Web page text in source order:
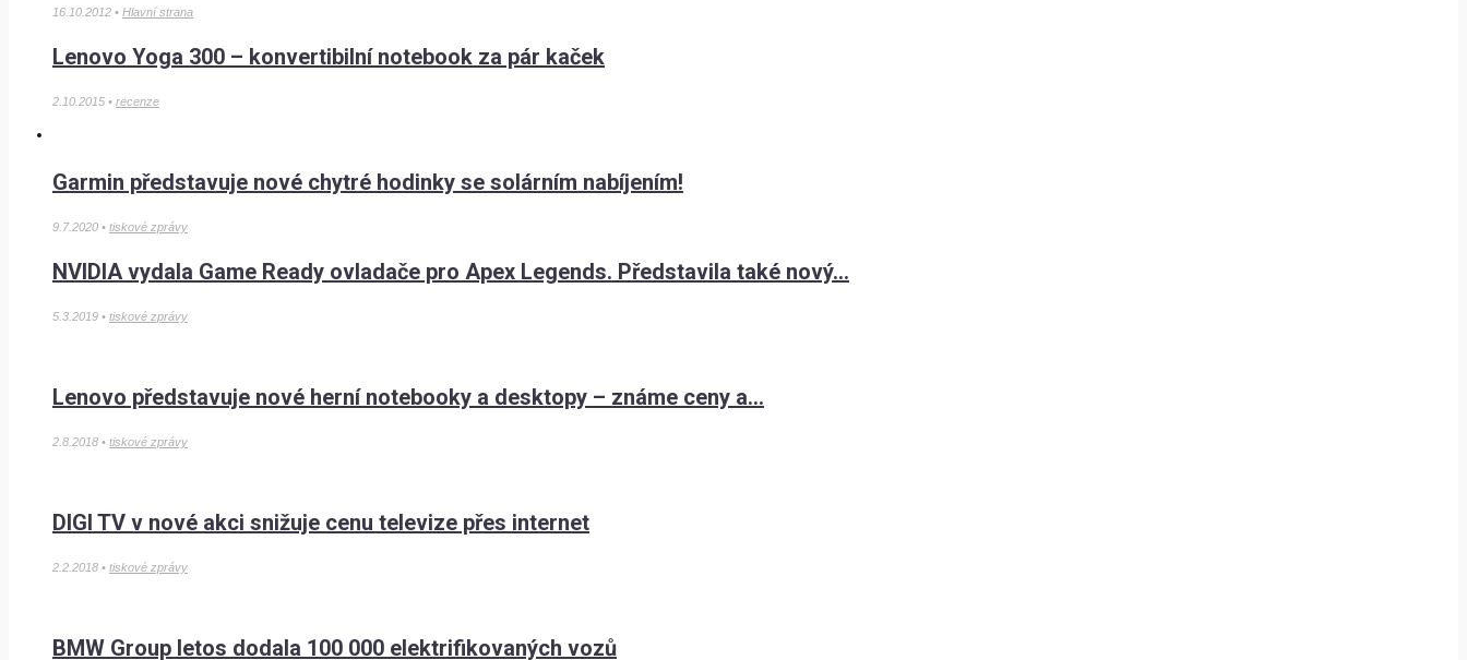
16.10.2012 • Hlavní strana
Lenovo Yoga 300 – konvertibilní notebook za pár kaček
2.10.2015 • recenze
Garmin představuje nové chytré hodinky se solárním nabíjením!
9.7.2020 • tiskové zprávy
NVIDIA vydala Game Ready ovladače pro Apex Legends. Představila také nový...
5.3.2019 • tiskové zprávy
Lenovo představuje nové herní notebooky a desktopy – známe ceny a...
2.8.2018 • tiskové zprávy
DIGI TV v nové akci snižuje cenu televize přes internet
2.2.2018 • tiskové zprávy
BMW Group letos dodala 100 000 elektrifikovaných vozů